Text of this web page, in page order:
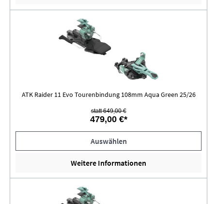
ATK Raider 11 Evo Tourenbindung 108mm Aqua Green 25/26
statt 649,00 €
479,00 €*
Auswählen
Weitere Informationen